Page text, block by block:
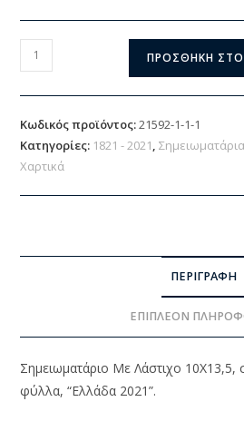
ΠΡΟΣΘΉΚΗ ΣΤΟ
Κωδικός προϊόντος:21592-1-1-1
Κατηγορίες: 1821 - 2021,Σημειωματάρια
Χαρτικά
ΠΕΡΙΓΡΑΦΉ
ΕΠΙΠΛΈΟΝ
Σημειωματάριο Με Λάστιχο 10Χ13,5,
φύλλα, “Ελλάδα 2021”.